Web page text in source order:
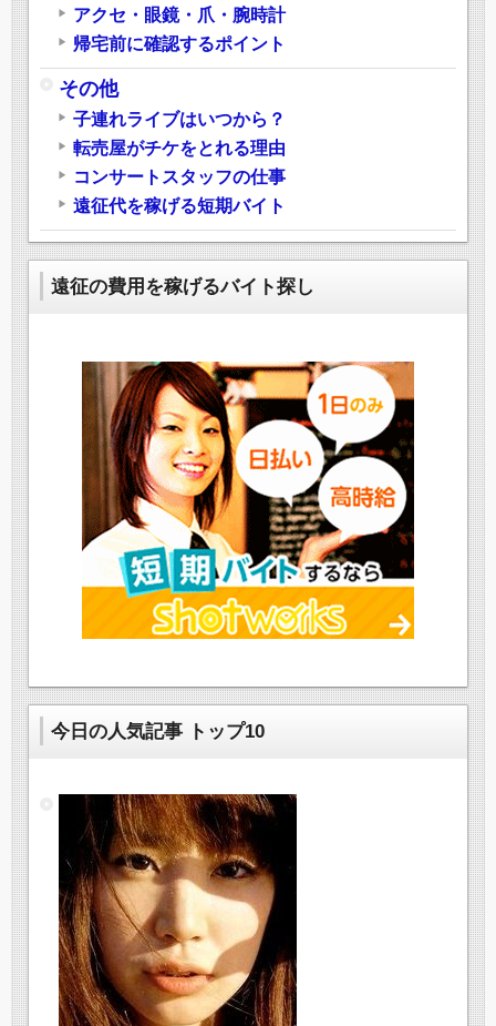
アクセ・眼鏡・爪・腕時計
帰宅前に確認するポイント
その他
子連れライブはいつから？
転売屋がチケをとれる理由
コンサートスタッフの仕事
遠征代を稼げる短期バイト
遠征の費用を稼げるバイト探し
今日の人気記事 トップ10